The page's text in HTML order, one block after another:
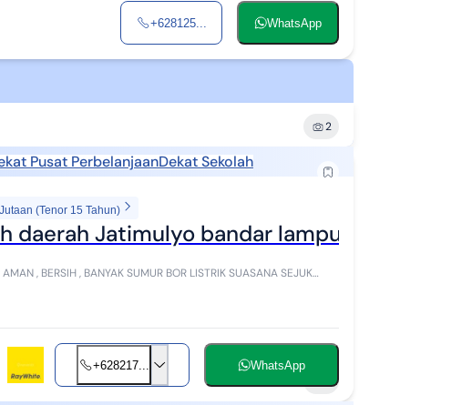
+628125... WhatsApp
2
Pusat PerbelanjaanDekat Sekolah
(Tenor 15 Tahun)
daerah Jatimulyo bandar lampung dekat Itera
+628217... WhatsApp